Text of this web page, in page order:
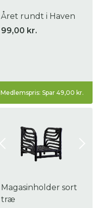
Året rundt i Haven
99,00 kr.
Medlemspris: Spar 49,00 kr.
Magasinholder sort
træ